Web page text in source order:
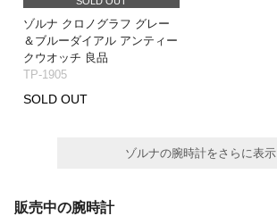
ゾルナ クロノグラフ グレー
＆ブルーダイアル アンティー
クウオッチ 良品
TP-1905
SOLD OUT
ゾルナの腕時計をさらに表示
販売中の腕時計